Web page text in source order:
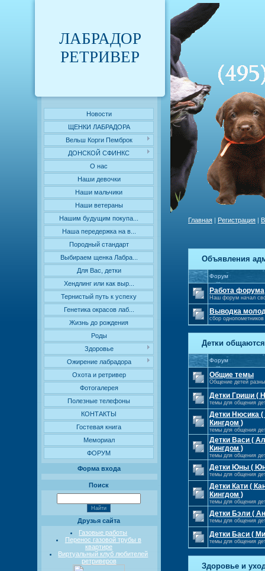
ЛАБРАДОР
РЕТРИВЕР
Новости
ЩЕНКИ ЛАБРАДОРА
Вельш Корги Пемброк
ДОНСКОЙ СФИНКС
О нас
Наши девочки
Наши мальчики
Наши ветераны
Нашим будущим покупа...
Наша передержка на в...
Породный стандарт
Выбираем щенка Лабра...
Для Вас, детки
Хендлинг или как выр...
Тернистый путь к успеху
Генетика окрасов лаб...
Жизнь до рождения
Роды
Здоровье
Ожирение лабрадора
Охота и ретривер
Фотогалерея
Полезные телефоны
КОНТАКТЫ
Гостевая книга
Мемориал
ФОРУМ
Форма входа
Поиск
Друзья сайта
Газовые работы
Перенос газовой трубы в
квартире
Виртуальный клуб любителей
ретриверов
Главная | Регистрация |
Объявления
Форум
Работа форума
Наш форум начал
Выводка
сбор
Детки общаются
Форум
Общие темы
Общение детей
Детки Гриши (
темы для общения
Детки Нюсика
Кингдом )
темы для общения
Детки Васи (
Кингдом )
темы для общения
Детки Юны (
темы для общения
Детки Кати (
Кингдом )
темы для общения
Детки Бэли (
темы для общения
Детки Баси (
темы для общения
Здоровье и